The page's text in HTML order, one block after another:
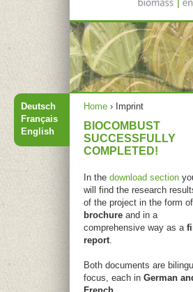
You are here
Home › Imprint
BIOCOMBUST
SUCCESSFULLY
COMPLETED!
In the download section
will find the research
of the project in the form
brochure and in a
comprehensive way as a
report
Both documents are
focus, each in German
Deutsch
Français
English